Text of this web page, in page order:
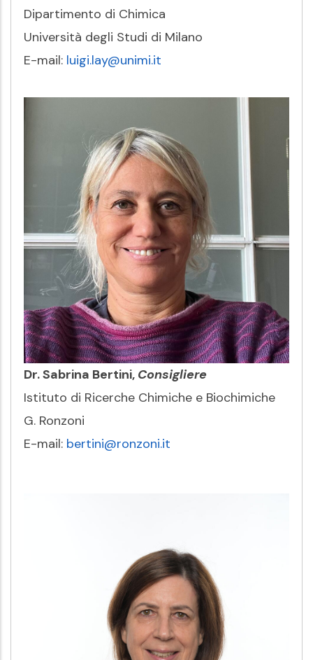
Dipartimento di Chimica
Università degli Studi di Milano
E-mail: luigi.lay@unimi.it
Dr. Sabrina Bertini, Consigliere
Istituto di Ricerche Chimiche e Biochimiche
G. Ronzoni
E-mail: bertini@ronzoni.it